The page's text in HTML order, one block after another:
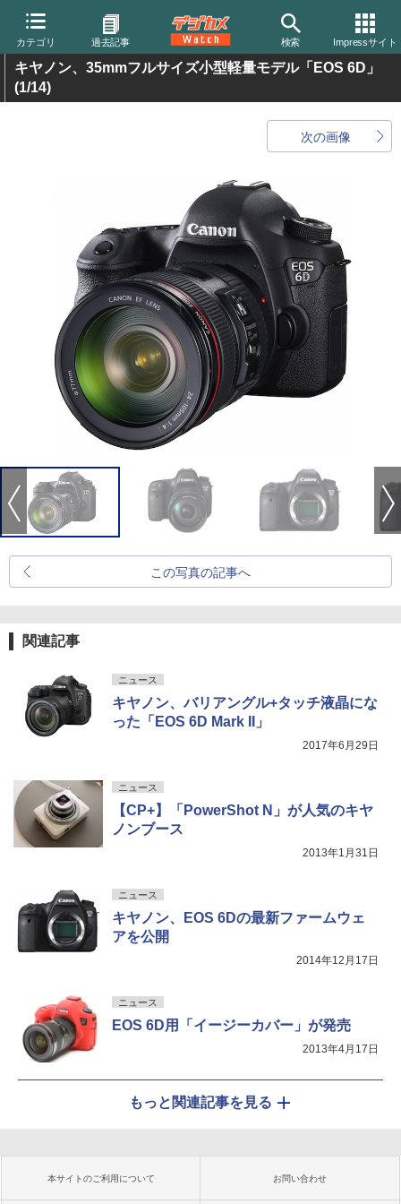
カテゴリ 過去記事 検索 Impressサイト
キヤノン、35mmフルサイズ小型軽量モデル「EOS 6D」
(1/14)
次の画像
この写真の記事へ
関連記事
ニュース
キヤノン、バリアングル+タッチ液晶にな
った「EOS 6D Mark II」
2017年6月29日
ニュース
【CP+】「PowerShot N」が人気のキヤ
ノンブース
2013年1月31日
ニュース
キヤノン、EOS 6Dの最新ファームウェ
アを公開
2014年12月17日
ニュース
EOS 6D用「イージーカバー」が発売
2013年4月17日
もっと関連記事を見る
本サイトのご利用について お問い合わせ